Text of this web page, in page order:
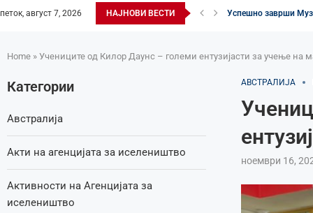
петок, август 7, 2026 НАЈНОВИ ВЕСТИ Успешно заврши
Home » Учениците од Килор Даунс – големи ентузијасти за учење на
АВСТРАЛИЈА
ноември 16,
Категории
Австралија
Акти на агенцијата за иселеништво
Активности на Агенцијата за
иселеништво